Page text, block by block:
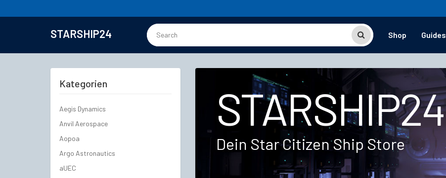
STARSHIP24 Shop Guides
STARSHIP24
Dein Star Citizen Ship Store
Kategorien
Aegis Dynamics
Anvil Aerospace
Aopoa
Argo Astronautics
aUEC